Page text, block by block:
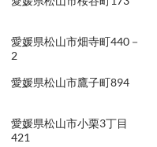
愛媛県松山市畑寺町440－
2
愛媛県松山市鷹子町894
愛媛県松山市小栗3丁目
421